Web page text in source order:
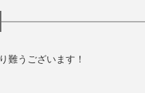
難うございます！